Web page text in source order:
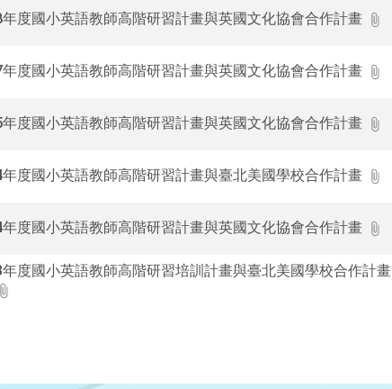
度國小英語教師高階研習計畫與英國文化協會合作計畫
度國小英語教師高階研習計畫與英國文化協會合作計畫
度國小英語教師高階研習計畫與英國文化協會合作計畫
度國小英語教師高階研習計畫與臺北美國學校合作計畫
度國小英語教師高階研習計畫與英國文化協會合作計畫
度國小英語教師高階研習培訓計畫與臺北美國學校合作計畫